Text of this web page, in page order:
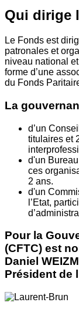
Qui dirige
Le Fonds est
patronales et
niveau national
forme d’une
du Fonds
La
d’un
titulaires et
d'un
ces
2 ans.
d'un
l’Etat,
Pour la
(CFTC) est
Daniel
Président de